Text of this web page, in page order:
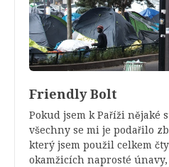
Friendly Bolt
Pokud jsem k Paříži nějaké
všechny se mi je podařilo
který jsem použil celkem
okamžicích naprosté